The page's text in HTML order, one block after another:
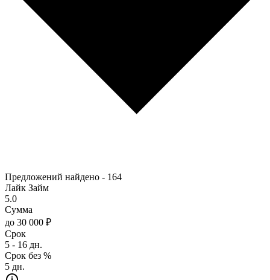
Предложений найдено - 164
Лайк Займ
5.0
Сумма
до 30 000 ₽
Срок
5 - 16 дн.
Срок без %
5 дн.